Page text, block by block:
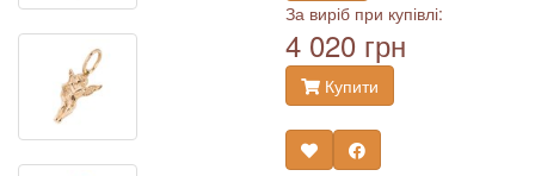
За виріб при купівлі:
4 020 грн
Купити